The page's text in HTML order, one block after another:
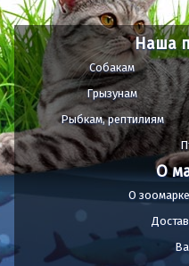
Наша
Собакам
Грызунам
Рыбкам, рептилиям
О
О